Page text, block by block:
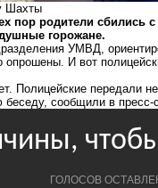
Шахты
пор родители
горожане.
УМВД,
И вот
Полицейские передали
беседу, сообщили в